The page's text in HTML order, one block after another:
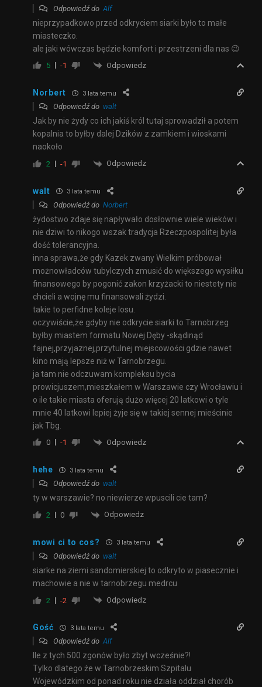
Odpowiedź do Alf
nieprzypadkowo przed odkryciem siarki było to małe
miasteczko.
ale jaki wówczas będzie komfort i przestrzeni dla nas 😉
5 -1 Odpowiedz
Norbert 3 lata temu
Odpowiedź do walt
Jak by nie żydy co ich jakiś król tutaj sprowadził a potem
kopalnia to byłby dalej Dzików z zamkiem i wioskami
naokoło
2 -1 Odpowiedz
walt 3 lata temu
Odpowiedź do Norbert
żydostwo zdaje się napływało dosłownie wiele wieków i
nie dziwi to nikogo wszak tradycja Rzeczpospolitej była
dość tolerancyjna.
inna sprawa,że gdy Kazek zwany Wielkim próbował
możnowładców tubylczych zmusić do większego wysiłku
finansowego by pogonić zakon krzyżacki to niestety nie
chcieli a wojnę mu finansowali żydzi.
takie to perfidne koleje losu.
oczywiście,że gdyby nie odkrycie siarki to Tarnobrzeg
byłby miastem formatu Nowej Dęby -skądinąd
fajnej,przyjaznej,przytulnej miejscowości gdzie nawet
kino mają lepsze niż w Tarnobrzegu.
ja tam nie odczuwam kompleksu bycia
prowicjuszem,mieszkałem w Warszawie czy Wrocławiu i
o ile takie miasta oferują dużo więcej 20 latkowi o tyle
mnie 40 latkowi lepiej żyje się w takiej sennej mieścinie
jak Tbg.
0 -1 Odpowiedz
hehe 3 lata temu
Odpowiedź do walt
ty w warszawie? no niewierze wpuscili cie tam?
2 0 Odpowiedz
mowi ci to cos? 3 lata temu
Odpowiedź do walt
siarke na ziemi sandomierskiej to odkryto w piasecznie i
machowie a nie w tarnobrzegu medrcu
2 -2 Odpowiedz
Gość 3 lata temu
Odpowiedź doAlf
Ile z tych 500 zgonów było zbyt wcześnie?!
Tylko dlatego że w Tarnobrzeskim Szpitalu
Wojewódzkim od ponad roku nie działa oddział chorób